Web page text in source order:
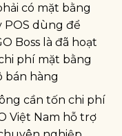
có mặt bằng
POS dùng để
Boss là đã hoạt
phí mặt bằng
bán hàng
cần tốn chi phí
Việt Nam hỗ trợ